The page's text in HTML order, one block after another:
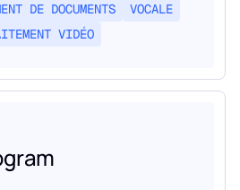
DE DOCUMENTS
VOCALE
VIDÉO